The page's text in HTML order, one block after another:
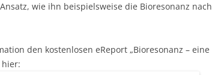
wie ihn beispielsweise die Bioresonanz nach
den kostenlosen eReport „Bioresonanz – eine
hier: